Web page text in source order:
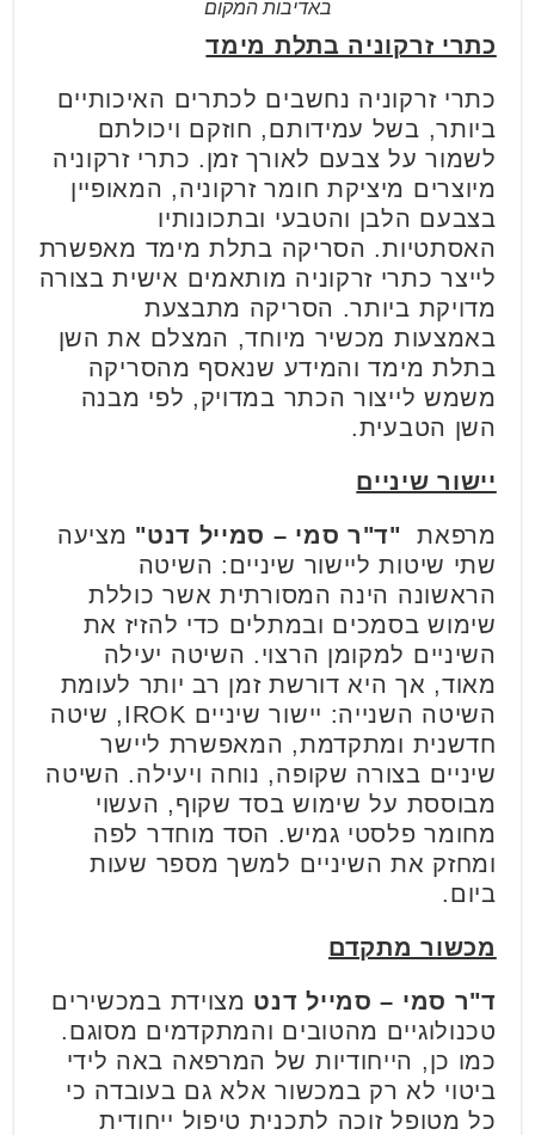
באדיבות המקום
כתרי זרקוניה בתלת מימד
כתרי זרקוניה נחשבים לכתרים האיכותיים
ביותר, בשל עמידותם, חוזקם ויכולתם
לשמור על צבעם לאורך זמן. כתרי זרקוניה
מיוצרים מיציקת חומר זרקוניה, המאופיין
בצבעם הלבן והטבעי ובתכונותיו
האסתטיות. הסריקה בתלת מימד מאפשרת
לייצר כתרי זרקוניה מותאמים אישית בצורה
מדויקת ביותר. הסריקה מתבצעת
באמצעות מכשיר מיוחד, המצלם את השן
בתלת מימד והמידע שנאסף מהסריקה
משמש לייצור הכתר במדויק, לפי מבנה
השן הטבעית.
יישור שיניים
מרפאת "ד"ר סמי – סמייל דנט" מציעה
שתי שיטות ליישור שיניים: השיטה
הראשונה הינה המסורתית אשר כוללת
שימוש בסמכים ובמתלים כדי להזיז את
השיניים למקומן הרצוי. השיטה יעילה
מאוד, אך היא דורשת זמן רב יותר לעומת
השיטה השנייה: יישור שיניים IROK, שיטה
חדשנית ומתקדמת, המאפשרת ליישר
שיניים בצורה שקופה, נוחה ויעילה. השיטה
מבוססת על שימוש בסד שקוף, העשוי
מחומר פלסטי גמיש. הסד מוחדר לפה
ומחזק את השיניים למשך מספר שעות
ביום.
מכשור מתקדם
ד"ר סמי – סמייל דנט מצוידת במכשירים
טכנולוגיים מהטובים והמתקדמים מסוגם.
כמו כן, הייחודיות של המרפאה באה לידי
ביטוי לא רק במכשור אלא גם בעובדה כי
כל מטופל זוכה לתכנית טיפול ייחודית